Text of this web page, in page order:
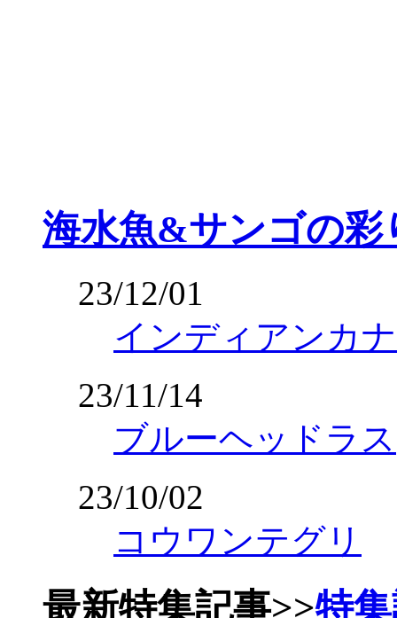
海水魚&サンゴの
23/12/01
インディアンカ
23/11/14
ブルーヘッドラス
23/10/02
コウワンテグリ
最新特集記事>>特